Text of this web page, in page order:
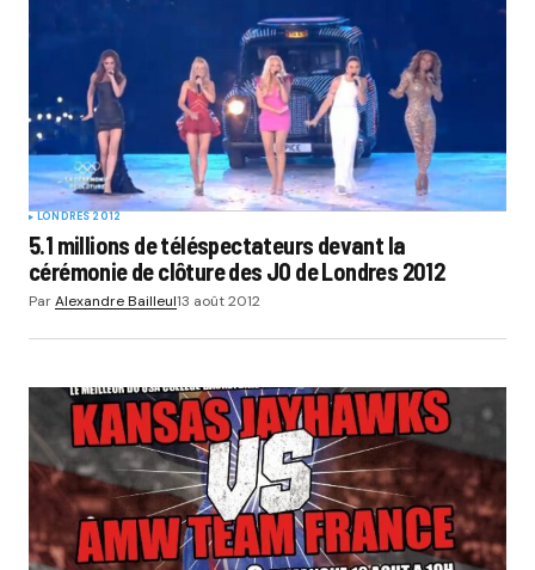
LONDRES 2012
5.1 millions de téléspectateurs devant la
cérémonie de clôture des JO de Londres 2012
ParAlexandre Bailleul13 août 2012